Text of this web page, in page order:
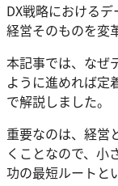
DX戦略におけるデ
経営そのものを変
本記事では、なぜ
ように進めれば定
で解説しました。
重要なのは、経営
くことなので、小
功の最短ルートと